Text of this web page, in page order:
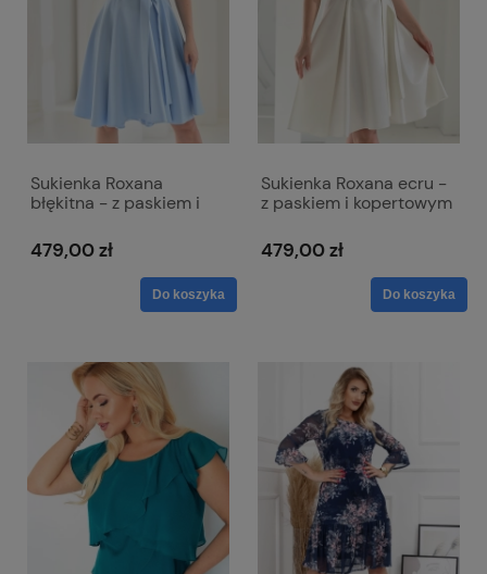
Sukienka Roxana
błękitna - z paskiem i
479,00 zł
Do koszyka
Sukienka Roxana ecru -
z paskiem i kopertowym
479,00 zł
Do koszyka